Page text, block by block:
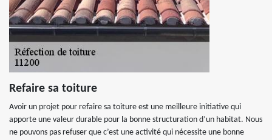
Refaire sa toiture
Avoir un projet pour refaire sa toiture est une meilleure initiative qui
apporte une valeur durable pour la bonne structuration d’un habitat. Nous
ne pouvons pas refuser que c’est une activité qui nécessite une bonne